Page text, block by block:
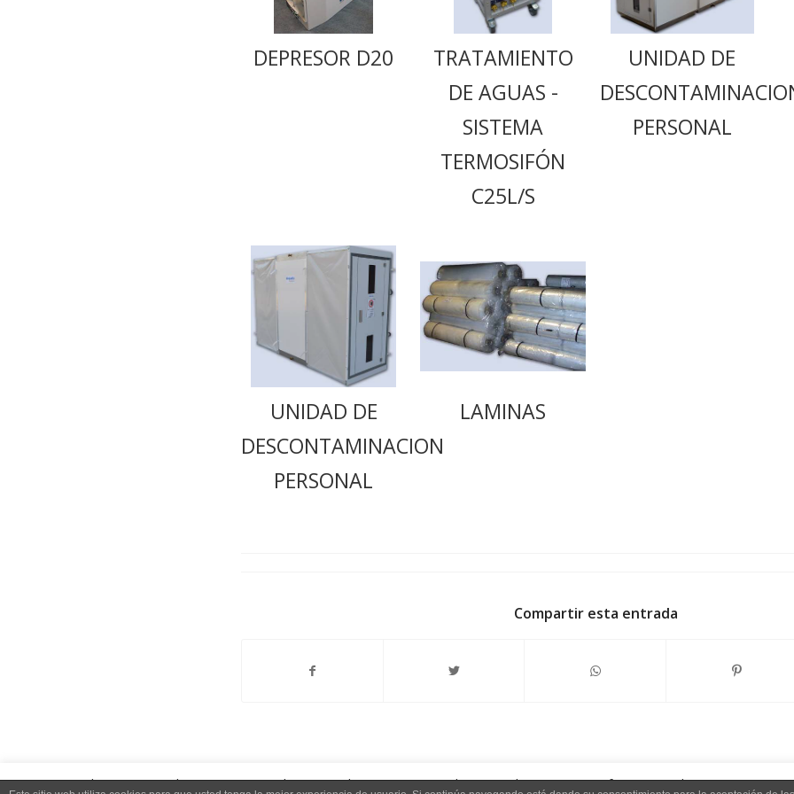
DEPRESOR D20
TRATAMIENTO
DE AGUAS -
SISTEMA
TERMOSIFÓN
C25L/S
UNIDAD DE
PERSONAL
UNIDAD DE
DESCONTAMINACION
PERSONAL
LAMINAS
Compartir esta entrada
We use cookies on our website to give you the most relevant experience by remembering your preferences and repeat visits. By